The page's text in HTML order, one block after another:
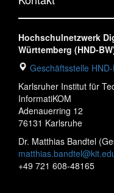
Hochschulnetzwerk
Württemberg (HND-
Geschäftsstelle
Karlsruher Institut für
InformatiKOM
Adenauerring 12
76131 Karlsruhe
Dr. Matthias Bandtel
+49 721 608-48165